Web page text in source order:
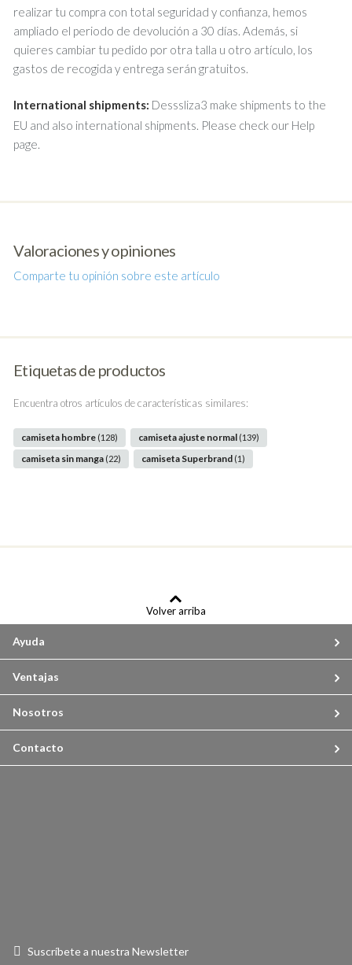
realizar tu compra con total seguridad y confianza, hemos
ampliado el periodo de devolución a 30 días. Además, si
quieres cambiar tu pedido por otra talla u otro artículo, los
gastos de recogida y entrega serán gratuitos.
International shipments: Desssliza3 make shipments to the
EU and also international shipments. Please check our Help
page.
Valoraciones y opiniones
Comparte tu opinión sobre este artículo
Etiquetas de productos
Encuentra otros artículos de características similares:
camiseta hombre (128) camiseta ajuste normal (139)
camiseta sin manga (22) camiseta Superbrand (1)
Volver arriba
Ayuda
Ventajas
Nosotros
Contacto
Suscríbete a nuestra Newsletter